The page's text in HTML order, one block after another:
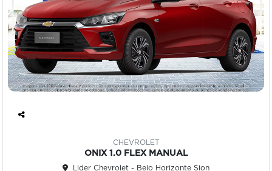
CHEVROLET
ONIX 1.0 FLEX MANUAL
Lider Chevrolet - Belo Horizonte Sion